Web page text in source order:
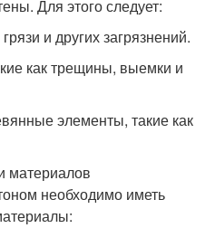
Для этого следует:
и других загрязнений.
как трещины, выемки и
элементы, такие как
материалов
необходимо иметь